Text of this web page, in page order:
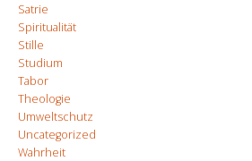
Satrie
Spiritualität
Stille
Studium
Tabor
Theologie
Umweltschutz
Uncategorized
Wahrheit